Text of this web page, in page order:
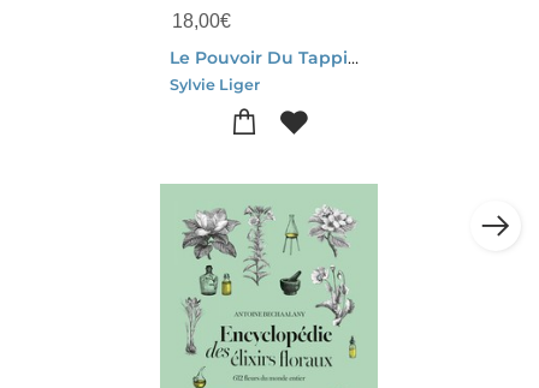
18,00€
Le Pouvoir Du Tapping : Apaiser Les Tensions Du Quotidien Grace A 140 Rondes D'eft (emotional Freedom Techniques)
Sylvie Liger